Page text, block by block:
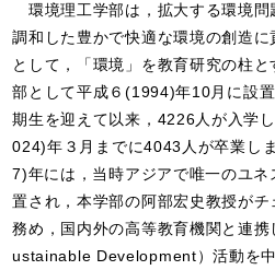
環境理工学部は，拡大する環境問
調和した豊かで快適な環境の創造
として，「環境」を教育研究の柱
部として平成６(1994)年10月に設
期生を迎えて以来， 4226人が入学
024)年３月までに4043 人が卒業し
7)年には，当時アジアで唯一のユ
置され，本学部の阿部宏史教授が
務め，国内外の高等教育機関と連携
ustainable Development）活動を